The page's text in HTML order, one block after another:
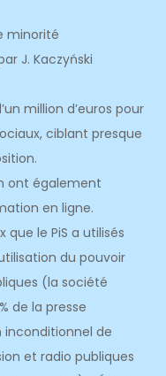
minorité
J. Kaczyński
million d’euros pour
ciblant presque
ont également
en ligne.
que le PiS a utilisés
du pouvoir
(la société
de la presse
inconditionnel de
et radio publiques